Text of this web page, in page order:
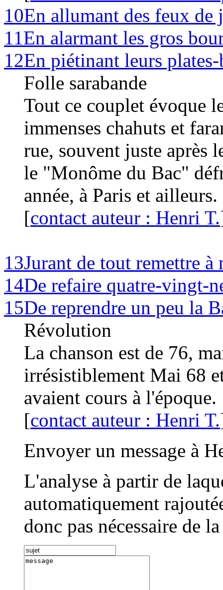
10En allumant des feux de
11En alarmant les gros
12En piétinant leurs plates-
Folle sarabande
Tout ce couplet évoque
immenses chahuts et
rue, souvent juste après
le "Monôme du Bac"
année, à Paris et ailleurs.
[contact auteur : Henri T.
13Jurant de tout remettre à
14De refaire quatre-vingt-
15De reprendre un peu la
Révolution
La chanson est de 76,
irrésistiblement Mai 68
avaient cours à l'époque.
[contact auteur : Henri T.
Envoyer un message à
L'analyse à partir de
automatiquement
donc pas nécessaire de